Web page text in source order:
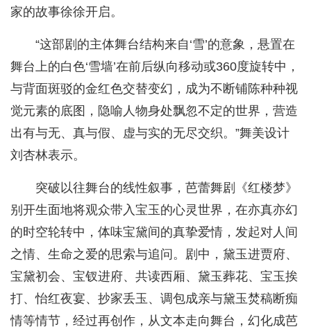
家的故事徐徐开启。
“这部剧的主体舞台结构来自‘雪’的意象，悬置在
舞台上的白色‘雪墙’在前后纵向移动或360度旋转中，
与背面斑驳的金红色交替变幻，成为不断铺陈种种视
觉元素的底图，隐喻人物身处飘忽不定的世界，营造
出有与无、真与假、虚与实的无尽交织。”舞美设计
刘杏林表示。
突破以往舞台的线性叙事，芭蕾舞剧《红楼梦》
别开生面地将观众带入宝玉的心灵世界，在亦真亦幻
的时空轮转中，体味宝黛间的真挚爱情，发起对人间
之情、生命之爱的思索与追问。剧中，黛玉进贾府、
宝黛初会、宝钗进府、共读西厢、黛玉葬花、宝玉挨
打、怡红夜宴、抄家丢玉、调包成亲与黛玉焚稿断痴
情等情节，经过再创作，从文本走向舞台，幻化成芭